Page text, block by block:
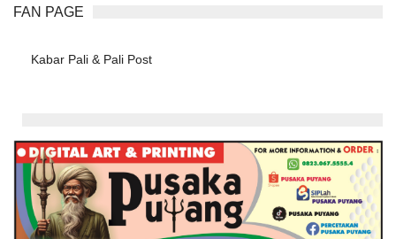
FAN PAGE
Kabar Pali & Pali Post